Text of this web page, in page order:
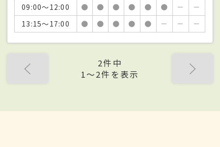
09:00～12:00
● ● ● ● ● ● －
－
13:15～17:00
● ● ● ● ● － － －
2件中
1〜2件を表示